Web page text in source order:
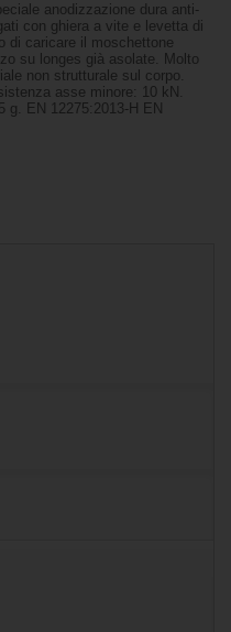
anodizzazione dura anti-
con ghiera a vite e levetta di
di caricare il moschettone
su longes già asolate. Molto
non strutturale sul corpo.
asse minore: 10 kN.
g. EN 12275:2013-H EN